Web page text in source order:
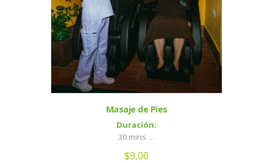
Masaje de Pies
Duración:
30 mins …
$9,00